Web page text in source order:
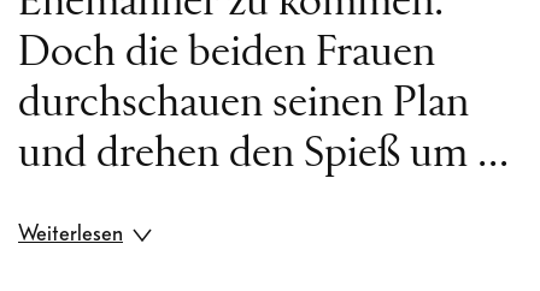
Doch die beiden Frauen
durchschauen seinen Plan
und drehen den Spieß um …
Weiterlesen